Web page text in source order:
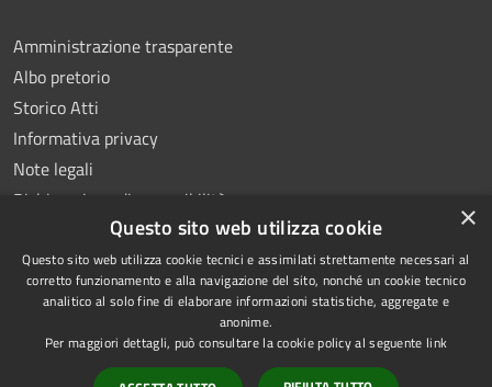
Amministrazione trasparente
Albo pretorio
Storico Atti
Informativa privacy
Note legali
Dichiarazione di accessibilità
RSS
Accessibilità
Copyright © 2026 • Comune di
Montoro • Powered by
Municipium•Accesso
×
Questo sito web utilizza cookie
Questo sito web utilizza cookie tecnici e assimilati strettamente necessari al
corretto funzionamento e alla navigazione del sito, nonché un cookie tecnico
analitico al solo fine di elaborare informazioni statistiche, aggregate e
anonime.
Per maggiori dettagli, può consultare la cookie policy al seguente link